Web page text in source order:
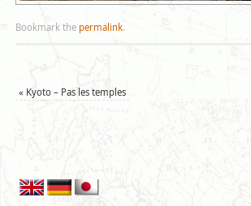
Bookmark the permalink.
« Kyoto – Pas les temples